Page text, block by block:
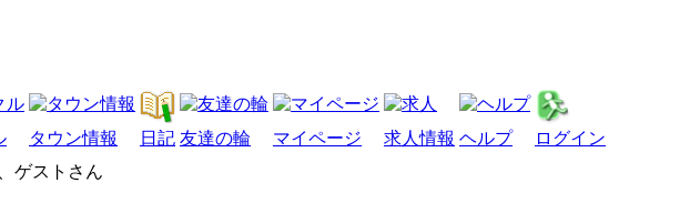
タウン情報 日記 友達の輪 マイページ 求人情報 ヘルプ
ログイン
ゲスト さん